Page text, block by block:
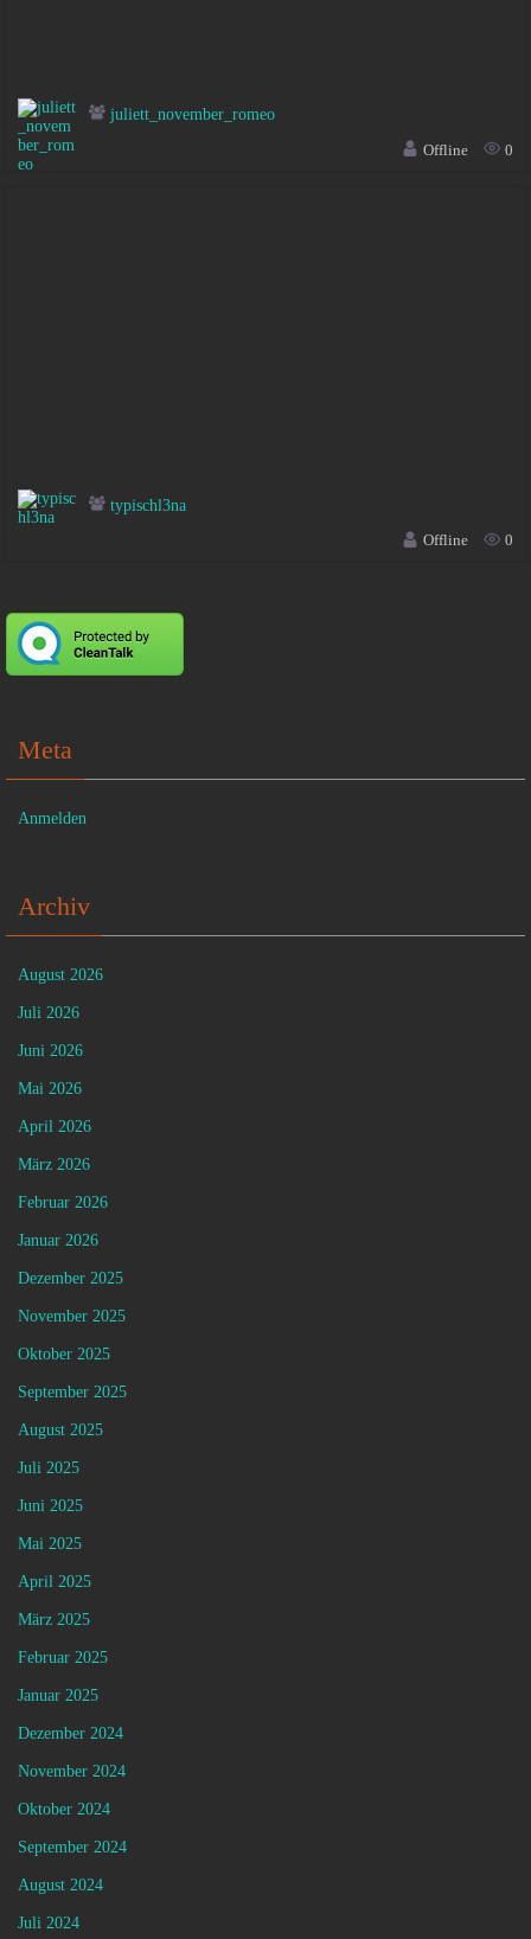
juliett_november_romeo
Offline
0
typischl3na
Offline
0
Meta
Anmelden
Archiv
August 2026
Juli 2026
Juni 2026
Mai 2026
April 2026
März 2026
Februar 2026
Januar 2026
Dezember 2025
November 2025
Oktober 2025
September 2025
August 2025
Juli 2025
Juni 2025
Mai 2025
April 2025
März 2025
Februar 2025
Januar 2025
Dezember 2024
November 2024
Oktober 2024
September 2024
August 2024
Juli 2024